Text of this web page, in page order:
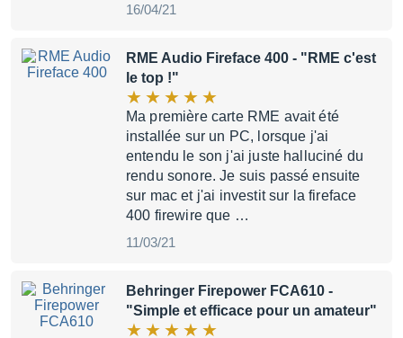
16/04/21
RME Audio Fireface 400 - "RME c'est
le top !"
Ma première carte RME avait été
installée sur un PC, lorsque j'ai
entendu le son j'ai juste halluciné du
rendu sonore. Je suis passé ensuite
sur mac et j'ai investit sur la fireface
400 firewire que …
11/03/21
Behringer Firepower FCA610 -
"Simple et efficace pour un amateur"